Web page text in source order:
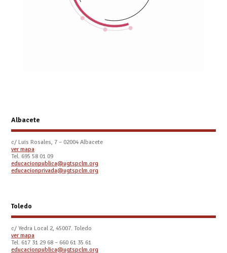
Albacete
c/ Luis Rosales, 7 – 02004 Albacete
ver mapa
Tel. 695 58 01 09
educacionpublica@ugtspclm.org
educacionprivada@ugtspclm.org
Toledo
c/ Yedra Local 2, 45007. Toledo
ver mapa
Tel. 617 31 29 68 – 660 61 35 61
educacionpublica@ugtspclm.org